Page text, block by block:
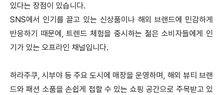
있다는 장점이 있습니다.
SNS에서 인기를 끌고 있는 신상품이나 해외 브랜드에 민감하게
반응하기 때문에, 트렌드 체험을 중시하는 젊은 소비자들에게 인
기가 있는 오프라인 채널입니다.
하라주쿠, 시부야 등 주요 도시에 매장을 운영하며, 해외 뷰티 브랜
드와 패션 소품을 손쉽게 접할 수 있는 쇼핑 공간으로 주목받고 있